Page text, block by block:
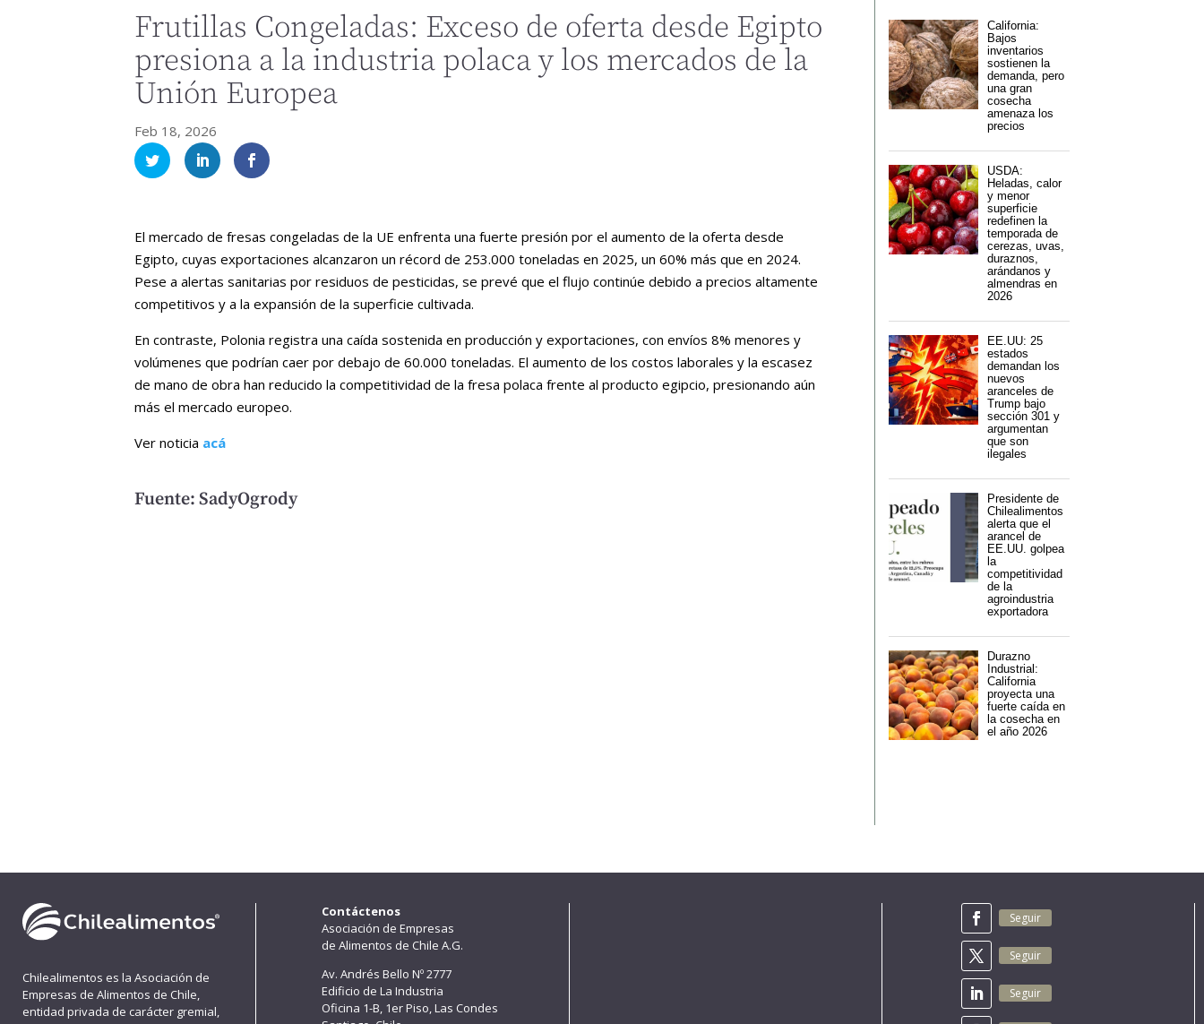
Frutillas Congeladas: Exceso de oferta desde Egipto
presiona a la industria polaca y los mercados de la
Unión Europea
Feb 18, 2026
El mercado de fresas congeladas de la UE enfrenta una fuerte presión por el aumento de la oferta desde
Egipto, cuyas exportaciones alcanzaron un récord de 253.000 toneladas en 2025, un 60% más que en 2024.
Pese a alertas sanitarias por residuos de pesticidas, se prevé que el flujo continúe debido a precios altamente
competitivos y a la expansión de la superficie cultivada.
En contraste, Polonia registra una caída sostenida en producción y exportaciones, con envíos 8% menores y
volúmenes que podrían caer por debajo de 60.000 toneladas. El aumento de los costos laborales y la escasez
de mano de obra han reducido la competitividad de la fresa polaca frente al producto egipcio, presionando aún
más el mercado europeo.
Ver noticia acá
Fuente: SadyOgrody
California:
Bajos
inventarios
sostienen la
demanda, pero
una gran
cosecha
amenaza los
precios
USDA:
Heladas, calor
y menor
superficie
redefinen la
temporada de
cerezas, uvas,
duraznos,
arándanos y
almendras en
2026
EE.UU: 25
estados
demandan los
nuevos
aranceles de
Trump bajo
sección 301 y
argumentan
que son
ilegales
Presidente de
Chilealimentos
alerta que el
arancel de
EE.UU. golpea
la
competitividad
de la
agroindustria
exportadora
Durazno
Industrial:
California
proyecta una
fuerte caída en
la cosecha en
el año 2026
Chilealimentos es la Asociación de
Empresas de Alimentos de Chile,
entidad privada de carácter gremial,
Contáctenos
Asociación de Empresas
de Alimentos de Chile A.G.
Av. Andrés Bello Nº 2777
Edificio de La Industria
Oficina 1-B, 1er Piso, Las Condes
Seguir
Seguir
Seguir